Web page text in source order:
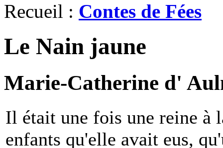
Recueil : Contes de Fées
Le Nain jaune
Marie-Catherine d'
Il était une fois une reine à
enfants qu'elle avait eus,